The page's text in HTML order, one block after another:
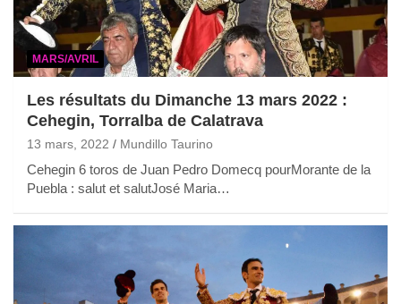
MARS/AVRIL
Les résultats du Dimanche 13 mars 2022 :
Cehegin, Torralba de Calatrava
13 mars, 2022 Mundillo Taurino
Cehegin 6 toros de Juan Pedro Domecq pourMorante de la
Puebla : salut et salutJosé Maria…